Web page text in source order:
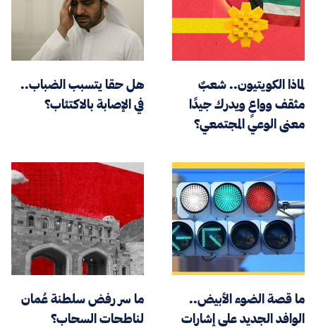
لماذا الكويتيون.. شعبٌ
مثقف وواعٍ ويدرك جيدًا
معنى الوعي المجتمعي؟
هل حقا يتسبب الضباب..
في الإصابة بالاكتئاب؟
ما قصة الضوء الأبيض..
الوافد الجديد على إشارات
ما سر رفض سلطنة عُمان
لناطحات السحاب؟